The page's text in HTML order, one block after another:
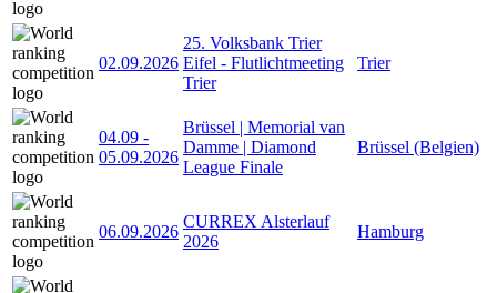
02.09.2026
25. Volksbank Trier
Eifel - Flutlichtmeeting
Trier
Trier
04.09 -
05.09.2026
Brüssel | Memorial van
Damme | Diamond
League Finale
Brüssel (Belgien)
06.09.2026
CURREX Alsterlauf
2026
Hamburg